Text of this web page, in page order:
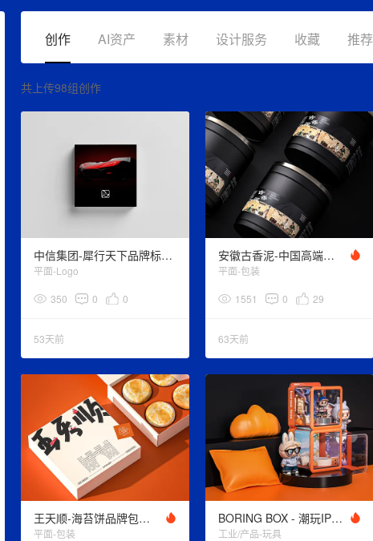
创作 AI资产 素材 设计服务 收藏 推荐
共上传98组创作
中信集团-犀行天下品牌标识设计
平面-Logo
350 0 0
53天前
安徽古香泥-中国高端中药材艺术涂料品牌包装设计
平面-包装
1551 0 29
63天前
王天顺-海苔饼品牌包装设计
平面-包装
BORING BOX - 潮玩IP造景箱
工业/产品-玩具